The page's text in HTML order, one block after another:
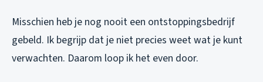
Misschien heb je nog nooit een ontstoppingsbedrijf
gebeld. Ik begrijp dat je niet precies weet wat je kunt
verwachten. Daarom loop ik het even door.